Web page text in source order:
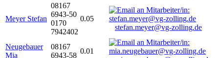
Meyer Stefan
08167
6943-50
0170
7942402
0.05
stefan.meyer@vg-zolling.de
Neugebauer
Mia
08167
6943-58
0.01